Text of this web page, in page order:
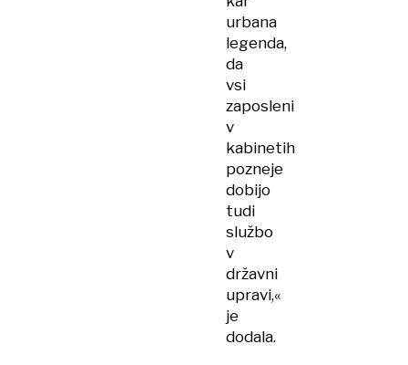
urbana
legenda,
da
vsi
zaposleni
v
kabinetih
pozneje
dobijo
tudi
službo
v
državni
upravi,«
je
dodala.